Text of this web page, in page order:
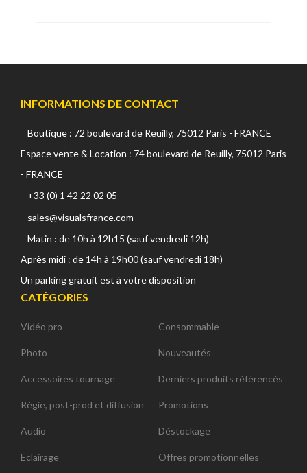
INFORMATIONS DE CONTACT
Boutique : 72 boulevard de Reuilly, 75012 Paris - FRANCE
Espace vente & Location : 74 boulevard de Reuilly, 75012 Paris
- FRANCE
+33 (0) 1 42 22 02 05
sales@visualsfrance.com
Matin : de 10h à 12h15 (sauf vendredi 12h)
Après midi : de 14h à 19h00 (sauf vendredi 18h)
Un parking gratuit est à votre disposition
CATÉGORIES
Vidéo pro
Photo
Accessoires tournage
Régie, post-prod et diffusion
Audio
Eclairage
Consommable
Nouveautés
Derniers produits référencés
Promotions
Déstockage
Offres promotionnelles